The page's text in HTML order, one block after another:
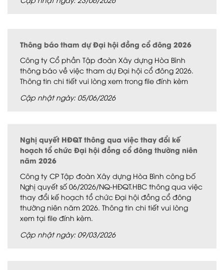
Thông báo tham dự Đại hội đồng cổ đông 2026
Công ty Cổ phần Tập đoàn Xây dựng Hòa Bình
thông báo về việc tham dự Đại hội cổ đông 2026.
Thông tin chi tiết vui lòng xem trong file đính kèm
Cập nhật ngày: 05/06/2026
Nghị quyết HĐQT thông qua việc thay đổi kế
hoạch tổ chức Đại hội đồng cổ đông thường niên
năm 2026
Công ty CP Tập đoàn Xây dựng Hòa Bình công bố
Nghị quyết số 06/2026/NQ-HĐQT.HBC thông qua việc
thay đổi kế hoạch tổ chức Đại hội đồng cổ đông
thường niên năm 2026. Thông tin chi tiết vui lòng
xem tại file đính kèm.
Cập nhật ngày: 09/03/2026